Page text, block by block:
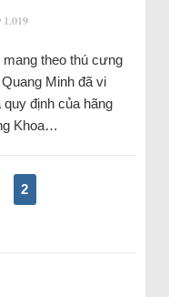
1.019
theo thú cưng
Minh đã vi
định của hãng
Khoa…
2